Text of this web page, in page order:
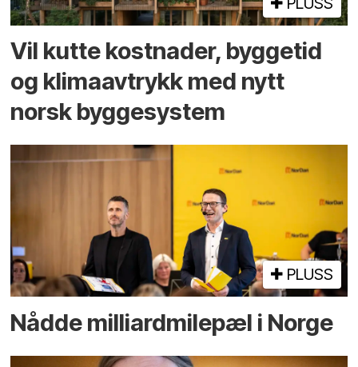
Vil kutte kostnader, byggetid
og klima­avtrykk med nytt
norsk bygge­system
PLUSS
Nådde milliard­­milepæl i Norge